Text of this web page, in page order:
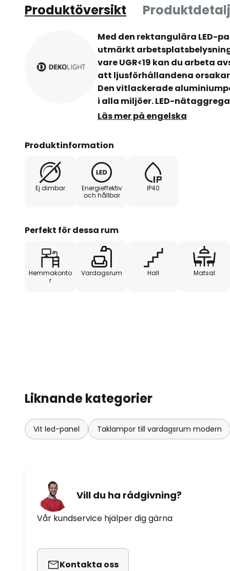
Produktöversikt
Med den rektangulära LED-
utmärkt
vare UGR<19 kan du arbeta
att ljusförhållandena
Den vitlackerade
i alla miljöer. LED-
- Effektfaktor PF: 0,9
Läs mer på engelska
Produktinformation
Ej dimbar
Energieffektiv
och hållbar
IP40
Perfekt för dessa rum
Hemmakonto
r
Vardagsrum Hall Matsal
Liknande kategorier
Vit led-panel Taklampor till vardagsrum modern
Vill du ha rådgivning?
Vår kundservice hjälper dig gärna
Kontakta oss